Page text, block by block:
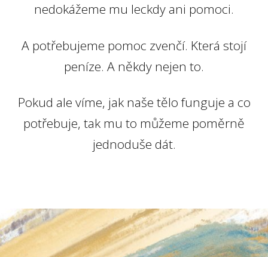
nedokážeme mu leckdy ani pomoci.
A potřebujeme pomoc zvenčí. Která stojí
peníze. A někdy nejen to.
Pokud ale víme, jak naše tělo funguje a co
potřebuje, tak mu to můžeme poměrně
jednoduše dát.